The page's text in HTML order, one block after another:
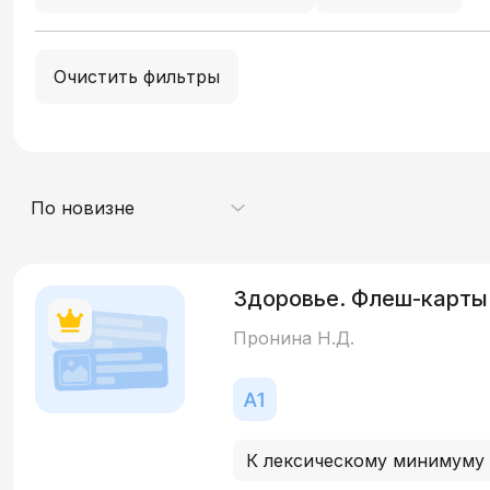
Очистить фильтры
По новизне
Здоровье. Флеш-карты
Пронина Н.Д.
К лексическому минимуму